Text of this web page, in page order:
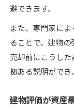
避できます。
また、専門家に
ることで、建物の
売却前にこうし
拠ある説明ができ
建物評価が資産